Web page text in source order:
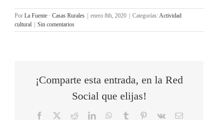
Por La Fuente · Casas Rurales | enero 8th, 2020 | Categorías: Actividad
cultural | Sin comentarios
¡Comparte esta entrada, en la Red
Social que elijas!
Facebook RedditLinkedInWhatsApp
Tumblr Pinterest
Vk
Correo